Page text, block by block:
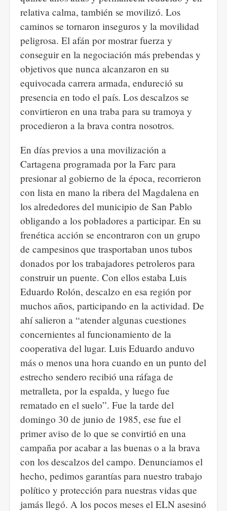
relativa calma, también se movilizó. Los
caminos se tornaron inseguros y la movilidad
peligrosa. El afán por mostrar fuerza y
conseguir en la negociación más prebendas y
objetivos que nunca alcanzaron en su
equivocada carrera armada, endureció su
presencia en todo el país. Los descalzos se
convirtieron en una traba para su tramoya y
procedieron a la brava contra nosotros.
En días previos a una movilización a
Cartagena programada por la Farc para
presionar al gobierno de la época, recorrieron
con lista en mano la ribera del Magdalena en
los alrededores del municipio de San Pablo
obligando a los pobladores a participar. En su
frenética acción se encontraron con un grupo
de campesinos que trasportaban unos tubos
donados por los trabajadores petroleros para
construir un puente. Con ellos estaba Luis
Eduardo Rolón, descalzo en esa región por
muchos años, participando en la actividad. De
ahí salieron a “atender algunas cuestiones
concernientes al funcionamiento de la
cooperativa del lugar. Luis Eduardo anduvo
más o menos una hora cuando en un punto del
estrecho sendero recibió una ráfaga de
metralleta, por la espalda, y luego fue
rematado en el suelo”. Fue la tarde del
domingo 30 de junio de 1985, ese fue el
primer aviso de lo que se convirtió en una
campaña por acabar a las buenas o a la brava
con los descalzos del campo. Denunciamos el
hecho, pedimos garantías para nuestro trabajo
político y protección para nuestras vidas que
jamás llegó. A los pocos meses el ELN asesinó